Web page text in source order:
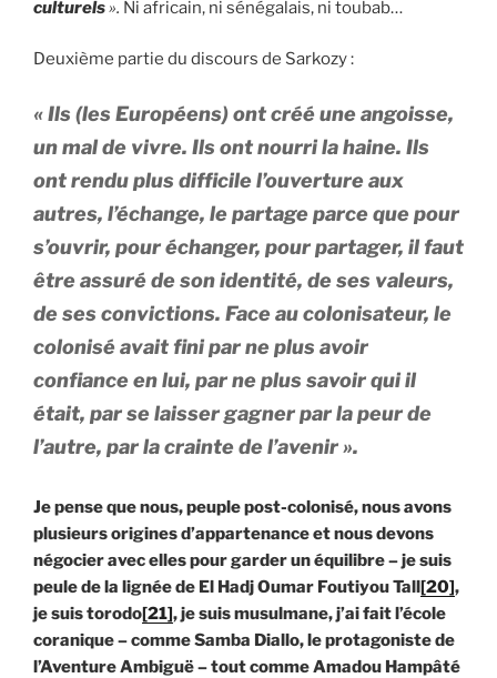
culturels». Ni africain, ni sénégalais, ni toubab…
Deuxième partie du discours de Sarkozy :
« Ils (les Européens) ont créé une angoisse,
un mal de vivre. Ils ont nourri la haine. Ils
ont rendu plus difficile l’ouverture aux
autres, l’échange, le partage parce que pour
s’ouvrir, pour échanger, pour partager, il faut
être assuré de son identité, de ses valeurs,
de ses convictions. Face au colonisateur, le
colonisé avait fini par ne plus avoir
confiance en lui, par ne plus savoir qui il
était, par se laisser gagner par la peur de
l’autre, par la crainte de l’avenir ».
Je pense que nous, peuple post-colonisé, nous avons
plusieurs origines d’appartenance et nous devons
négocier avec elles pour garder un équilibre – je suis
peule de la lignée de El Hadj Oumar Foutiyou Tall[20],
je suis torodo[21], je suis musulmane, j’ai fait l’école
coranique – comme Samba Diallo, le protagoniste de
l’Aventure Ambiguë – tout comme Amadou Hampâté